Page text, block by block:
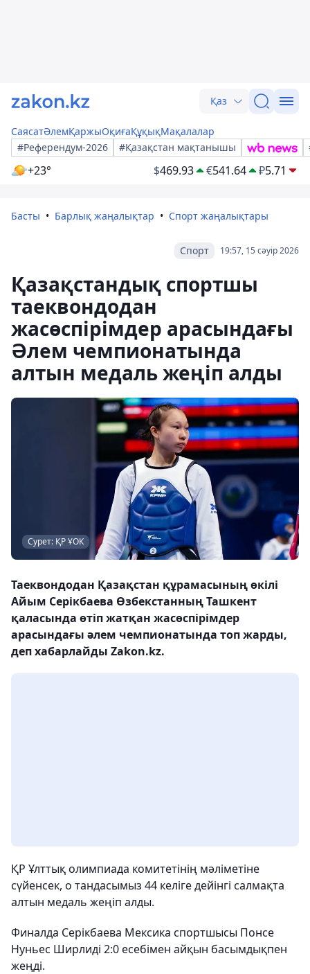
Қаз
СаясатӘлемҚаржыОқиғаҚұқықМақалалар
#Референдум-2026
#Қазақстан мақтанышы
+23° $469.93 €541.64 ₽5.71
Басты Барлық жаңалықтар Спорт жаңалықтары
19:57, 15 сәуір 2026
Спорт
Қазақстандық спортшы
таеквондодан
жасөспірімдер арасындағы
Әлем чемпионатында
алтын медаль жеңіп алды
Сурет: ҚР ҰОК
Таеквондодан Қазақстан құрамасының өкілі
Айым Серікбаева Өзбекстанның Ташкент
қаласында өтіп жатқан жасөспірімдер
арасындағы әлем чемпионатында топ жарды,
деп хабарлайды Zakon.kz.
ҚР Ұлттық олимпиада комитетінің мәліметіне
сүйенсек, о тандасымыз 44 келіге дейінгі салмақта
алтын медаль жеңіп алды.
Финалда Серікбаева Мексика спортшысы Понсе
Нуньес Ширлиді 2:0 есебімен айқын басымдықпен
жеңді.